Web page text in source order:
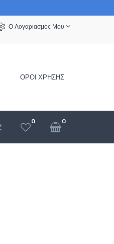
Ο Λογαριασμός Μου
ΌΡΟΙ ΧΡΉΣΗΣ
0 0